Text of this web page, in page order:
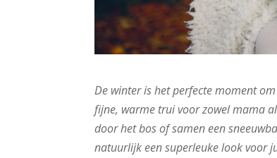
De winter is het perfecte moment
fijne, warme trui voor zowel mama
door het bos of samen een
natuurlijk een superleuke look voor